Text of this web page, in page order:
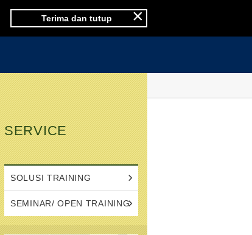
Terima dan tutup ×
SERVICE
SOLUSI TRAINING
SEMINAR/ OPEN TRAINING